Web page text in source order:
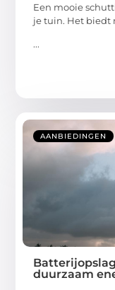
Een mooie
je tuin. Het biedt
...
AANBIEDINGEN
duurzaam